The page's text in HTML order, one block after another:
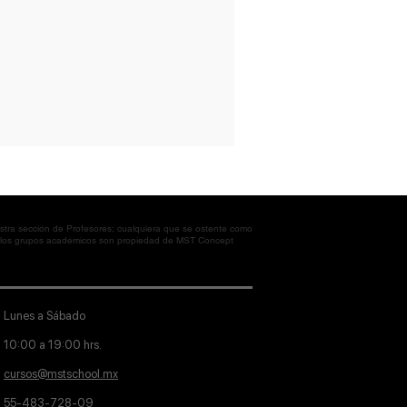
sección de Profesores; cualquiera que se ostente como
grupos académicos son propiedad de MST Concept
Lunes a Sábado
10:00 a 19:00 hrs.
cursos@mstschool.mx
55-483-728-09